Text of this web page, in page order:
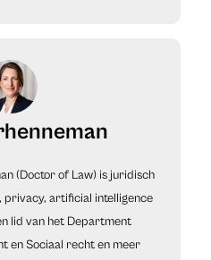
(Doctor of Law) is juridisch
artificial intelligence
lid van het Department
en Sociaal recht en meer